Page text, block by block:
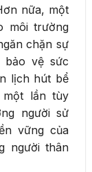
nữa, một
môi trường
chặn sự
bảo vệ sức
lịch hút bể
lần tùy
người sử
vững của
người thân